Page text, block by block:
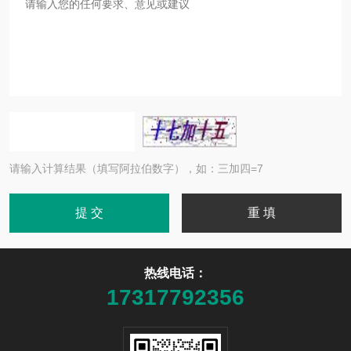
请输入计算结果（填写阿拉伯数字），如：三加四=7
热线电话：
17317792356